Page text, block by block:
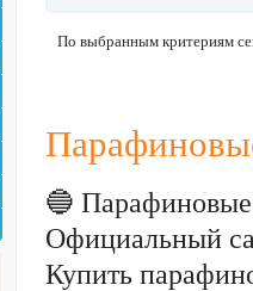
По выбранным критериям
🔵
Официальный
Купить